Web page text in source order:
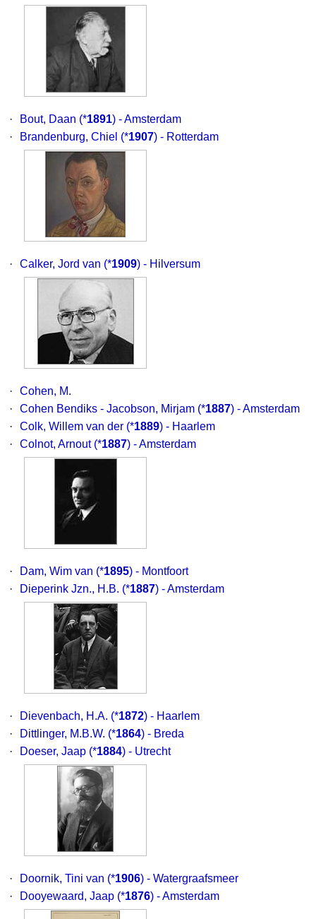
· Bout, Daan (*1891) - Amsterdam
·
Brandenburg, Chiel (*1907) - Rotterdam
· Calker, Jord van (*1909) - Hilversum
·
Cohen, M.
·
Cohen Bendiks - Jacobson, Mirjam (*1887) - Amsterdam
·
Colk, Willem van der (*1889) - Haarlem
·
Colnot, Arnout (*1887) - Amsterdam
· Dam, Wim van (*1895) - Montfoort
·
Dieperink Jzn., H.B. (*1887) - Amsterdam
· Dievenbach, H.A. (*1872) - Haarlem
·
Dittlinger, M.B.W. (*1864) - Breda
·
Doeser, Jaap (*1884) - Utrecht
· Doornik, Tini van (*1906) - Watergraafsmeer
·
Dooyewaard, Jaap (*1876) - Amsterdam